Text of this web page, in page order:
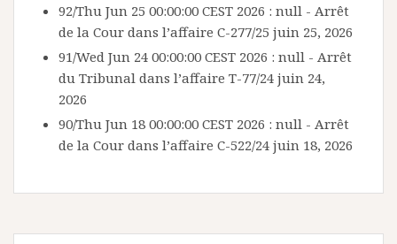
92/Thu Jun 25 00:00:00 CEST 2026 : null - Arrêt
de la Cour dans l’affaire C-277/25 juin 25, 2026
91/Wed Jun 24 00:00:00 CEST 2026 : null - Arrêt
du Tribunal dans l’affaire T-77/24 juin 24,
2026
90/Thu Jun 18 00:00:00 CEST 2026 : null - Arrêt
de la Cour dans l’affaire C-522/24 juin 18, 2026